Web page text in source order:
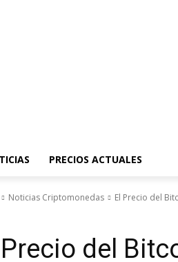
PRECIOS ACTUALES
Noticias Criptomonedas El Precio del
del